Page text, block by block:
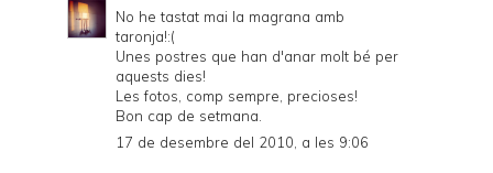
No he tastat mai la magrana amb
taronja!:(
Unes postres que han d'anar molt bé per
aquests dies!
Les fotos, comp sempre, precioses!
Bon cap de setmana.
17 de desembre del 2010, a les 9:06